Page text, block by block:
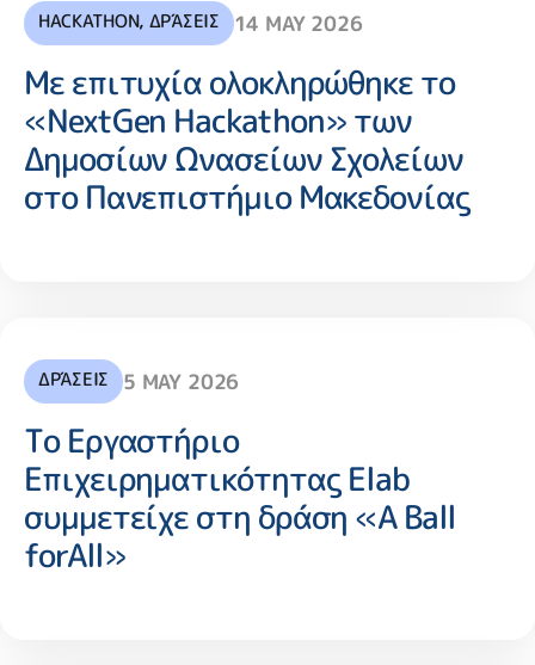
HACKATHON, ΔΡΆΣΕΙΣ 14 MAY 2026
Με επιτυχία ολοκληρώθηκε το
«NextGen Hackathon» των
Δημοσίων Ωνασείων Σχολείων
στο Πανεπιστήμιο Μακεδονίας
ΔΡΆΣΕΙΣ 5 MAY 2026
Το Εργαστήριο
Επιχειρηματικότητας Elab
συμμετείχε στη δράση «A Ball
forAll»